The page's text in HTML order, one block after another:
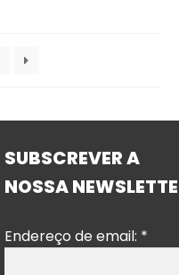
SUBSCREVER A
NOSSA
Endereço de email: *